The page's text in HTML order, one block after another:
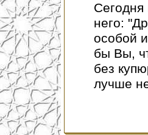
Сегодня
него:
особой
бы Вы,
без
лучше